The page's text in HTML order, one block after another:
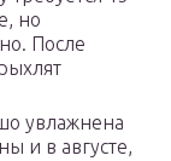
но
После
увлажнена
и в августе,